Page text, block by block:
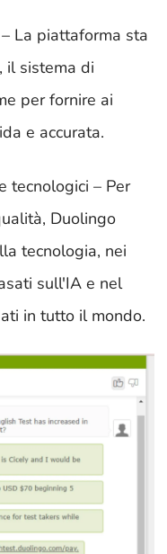
La piattaforma sta
il sistema di
per fornire ai
e accurata.
tecnologici – Per
Duolingo
tecnologia, nei
sull'IA e nel
in tutto il mondo.